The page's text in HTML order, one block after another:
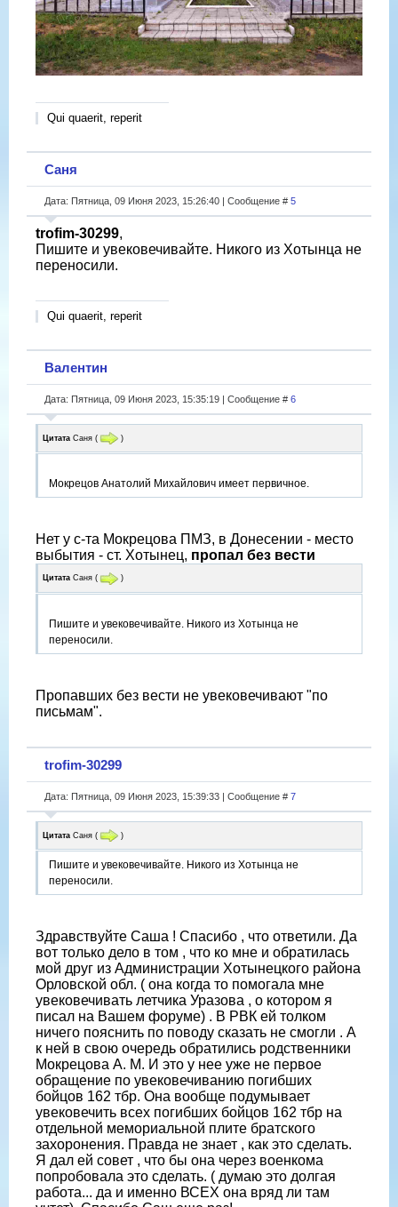
Qui quaerit, reperit
Саня
Дата: Пятница, 09 Июня 2023, 15:26:40 | Сообщение # 5
trofim-30299,
Пишите и увековечивайте. Никого из Хотынца не
переносили.
Qui quaerit, reperit
Валентин
Дата: Пятница, 09 Июня 2023, 15:35:19 | Сообщение # 6
Цитата Саня ( )
Мокрецов Анатолий Михайлович имеет первичное.
Нет у с-та Мокрецова ПМЗ, в Донесении - место
выбытия - ст. Хотынец, пропал без вести
Цитата Саня ( )
Пишите и увековечивайте. Никого из Хотынца не
переносили.
Пропавших без вести не увековечивают "по
письмам".
trofim-30299
Дата: Пятница, 09 Июня 2023, 15:39:33 | Сообщение # 7
Цитата Саня ( )
Пишите и увековечивайте. Никого из Хотынца не
переносили.
Здравствуйте Саша ! Спасибо , что ответили. Да
вот только дело в том , что ко мне и обратилась
мой друг из Администрации Хотынецкого района
Орловской обл. ( она когда то помогала мне
увековечивать летчика Уразова , о котором я
писал на Вашем форуме) . В РВК ей толком
ничего пояснить по поводу сказать не смогли . А
к ней в свою очередь обратились родственники
Мокрецова А. М. И это у нее уже не первое
обращение по увековечиванию погибших
бойцов 162 тбр. Она вообще подумывает
увековечить всех погибших бойцов 162 тбр на
отдельной мемориальной плите братского
захоронения. Правда не знает , как это сделать.
Я дал ей совет , что бы она через военкома
попробовала это сделать. ( думаю это долгая
работа... да и именно ВСЕХ она вряд ли там